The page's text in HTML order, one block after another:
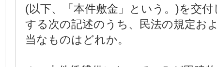
(以下、「本件敷金」という。)を交
する次の記述のうち、民法の規定お
当なものはどれか。